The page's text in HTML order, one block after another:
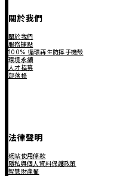
關於我們
關於我們
服務據點
100% 循環再生防摔手機殼
環境永續
人才招募
部落格
法律聲明
網站使用條款
隱私與個人資料保護政策
智慧財產權